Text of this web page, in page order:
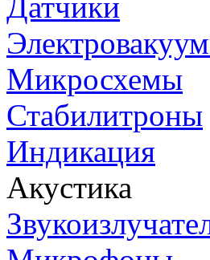
Датчики
Микросхемы
Стабилитроны
Индикация
Акустика